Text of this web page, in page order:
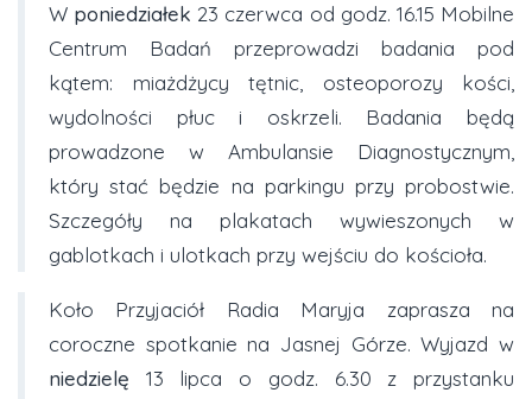
W poniedziałek 23 czerwca od godz. 16.15 Mobilne
Centrum Badań przeprowadzi badania pod
kątem: miażdżycy tętnic, osteoporozy kości,
wydolności płuc i oskrzeli. Badania będą
prowadzone w Ambulansie Diagnostycznym,
który stać będzie na parkingu przy probostwie.
Szczegóły na plakatach wywieszonych w
gablotkach i ulotkach przy wejściu do kościoła.
Koło Przyjaciół Radia Maryja zaprasza na
coroczne spotkanie na Jasnej Górze. Wyjazd w
niedzielę 13 lipca o godz. 6.30 z przystanku